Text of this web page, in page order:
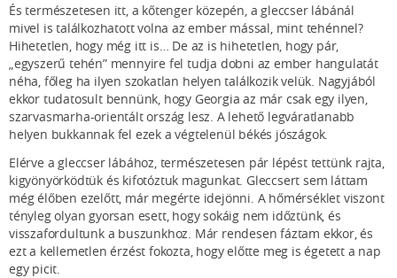
És természetesen itt, a kőtenger közepén, a gleccser lábánál
mivel is találkozhatott volna az ember mással, mint tehénnel?
Hihetetlen, hogy még itt is… De az is hihetetlen, hogy pár,
„egyszerű tehén” mennyire fel tudja dobni az ember hangulatát
néha, főleg ha ilyen szokatlan helyen találkozik velük. Nagyjából
ekkor tudatosult bennünk, hogy Georgia az már csak egy ilyen,
szarvasmarha-orientált ország lesz. A lehető legváratlanabb
helyen bukkannak fel ezek a végtelenül békés jószágok.
Elérve a gleccser lábához, természetesen pár lépést tettünk rajta,
kigyönyörködtük és kifotóztuk magunkat. Gleccsert sem láttam
még élőben ezelőtt, már megérte idejönni. A hőmérséklet viszont
tényleg olyan gyorsan esett, hogy sokáig nem időztünk, és
visszafordultunk a buszunkhoz. Már rendesen fáztam ekkor, és
ezt a kellemetlen érzést fokozta, hogy előtte meg is égetett a nap
egy picit.